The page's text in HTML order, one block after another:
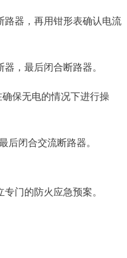
路器，再用钳形表确认电流
，最后闭合断路器。
保无电的情况下进行操
后闭合交流断路器。
门的防火应急预案。